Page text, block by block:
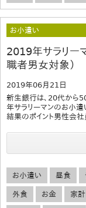
お小遣い
2019年サラリー
職者男女対象）
2019年06月21日
新生銀行は、20代から
年サラリーマンのお小遣
結果のポイント男性会
お小遣い 昼食
外食 お金 家計